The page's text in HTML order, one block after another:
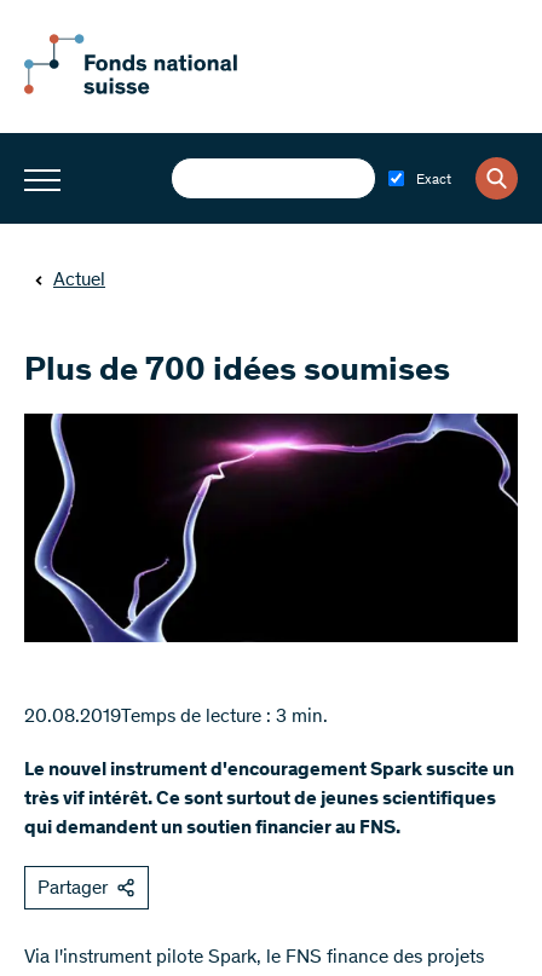
Exact
Actuel
Plus de 700 idées soumises
20.08.2019Temps de lecture : 3 min.
Le nouvel instrument d'encouragement Spark suscite un
très vif intérêt. Ce sont surtout de jeunes scientifiques
qui demandent un soutien financier au FNS.
Partager
Via l'instrument pilote Spark, le FNS finance des projets